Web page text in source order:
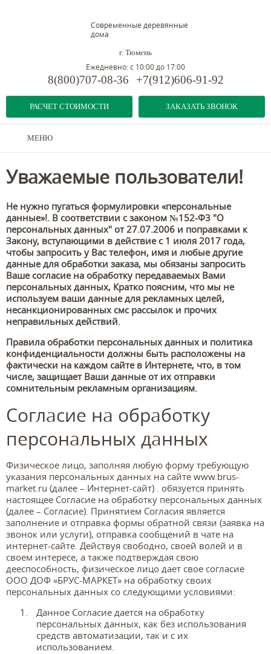
Современные деревянные
дома
г. Тюмень
РАСЧЕТ СТОИМОСТИ
Ежедневно: с 10:00 до 17:00
8(800)707-08-36 +7(912)606-91-92
ЗАКАЗАТЬ ЗВОНОК
МЕНЮ
Уважаемые пользователи!
Не нужно пугаться формулировки «персональные
данные»!. В соответствии с законом №152-Ф3 "О
персональных данных" от 27.07.2006 и поправками к
Закону, вступающими в действие с 1 июля 2017 года,
чтобы запросить у Вас телефон, имя и любые другие
данные для обработки заказа, мы обязаны запросить
Ваше согласие на обработку передаваемых Вами
персональных данных, Кратко поясним, что мы не
используем ваши данные для рекламных целей,
несанкционированных смс рассылок и прочих
неправильных действий.
Правила обработки персональных данных и политика
конфиденциальности должны быть расположены на
фактически на каждом сайте в Интернете, что, в том
числе, защищает Ваши данные от их отправки
сомнительным рекламным организациям.
Согласие на обработку
персональных данных
Физическое лицо, заполняя любую форму требующую
указания персональных данных на сайте www.brus-
market.ru (далее – Интернет-сайт) . обязуется принять
настоящее Согласие на обработку персональных данных
(далее – Согласие). Принятием Согласия является
заполнение и отправка формы обратной связи (заявка на
звонок или услуги), отправка сообщений в чате на
интернет-сайте. Действуя свободно, своей волей и в
своем интересе, а также подтверждая свою
дееспособность, физическое лицо дает свое согласие
ООО ДОФ «БРУС-МАРКЕТ» на обработку своих
персональных данных со следующими условиями:
Данное Согласие дается на обработку
персональных данных, как без использования
средств автоматизации, так и с их
использованием.